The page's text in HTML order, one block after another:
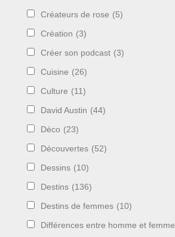
Créateurs de rose (5)
Création (3)
Créer son podcast (3)
Cuisine (26)
Culture (11)
David Austin (44)
Déco (23)
Découvertes (52)
Dessins (10)
Destins (136)
Destins de femmes (10)
Différences entre homme et femme